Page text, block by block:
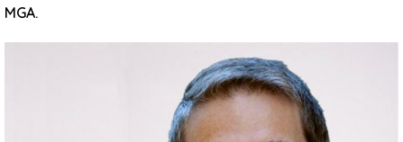
MGA.